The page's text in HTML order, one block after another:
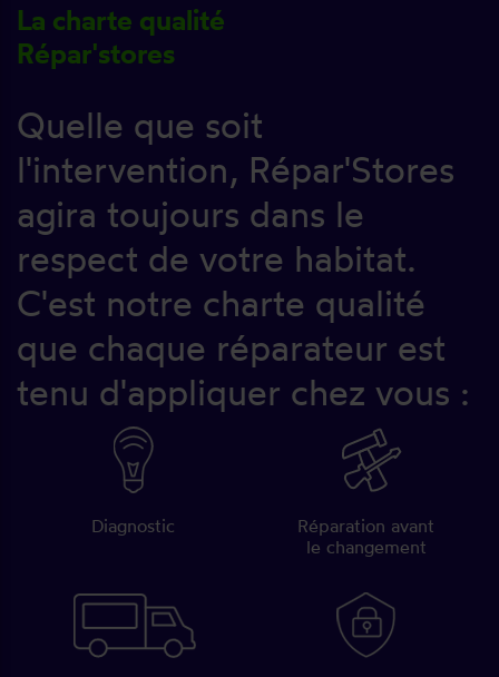
La charte qualité
Répar'stores
Quelle que soit
l'intervention, Répar'Stores
agira toujours dans le
respect de votre habitat.
C'est notre charte qualité
que chaque réparateur est
tenu d'appliquer chez vous :
Diagnostic
Réparation avant
le changement